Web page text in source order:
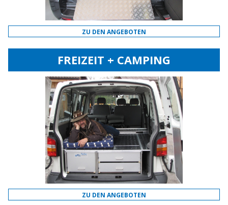
ZU DEN ANGEBOTEN
FREIZEIT + CAMPING
ZU DEN ANGEBOTEN